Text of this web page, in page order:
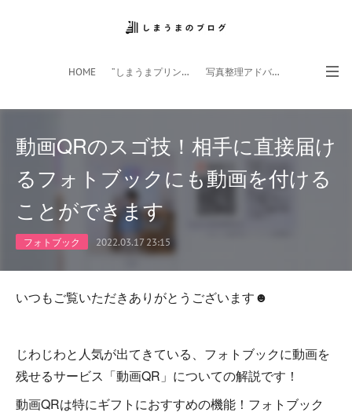
HOME ”しまうまプリント”サイト 写真整理アドバイザー
動画QRのスゴ技！相手に直接届け
るフォトブックにも動画を付ける
ことができます
フォトブック 2022.03.17 23:15
いつもご覧いただきありがとうございます☻
じわじわと人気が出てきている、フォトブックに動画を
残せるサービス「動画QR」についての解説です！
動画QRは特にギフトにおすすめの機能！フォトブック